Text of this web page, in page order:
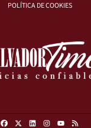
POLÍTICA DE COOKIES
FacebookLinkedinInstagramRSS